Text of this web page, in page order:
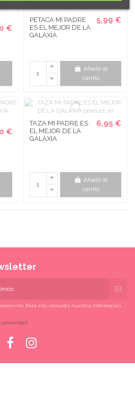
€
PETACA MI PADRE
ES EL MEJOR DE LA
GALAXIA
5,99 €
Añadir al
carrito
€
TAZA MI PADRE ES
EL MEJOR DE LA
GALAXIA
6,95 €
Añadir al
carrito
Para ello, consulte nuestra información
privacidad